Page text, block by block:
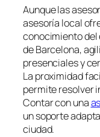
Aunque las
asesoría local
conocimiento del
de Barcelona,
presenciales y
La proximidad
permite resolver
Contar con una
un soporte
ciudad.